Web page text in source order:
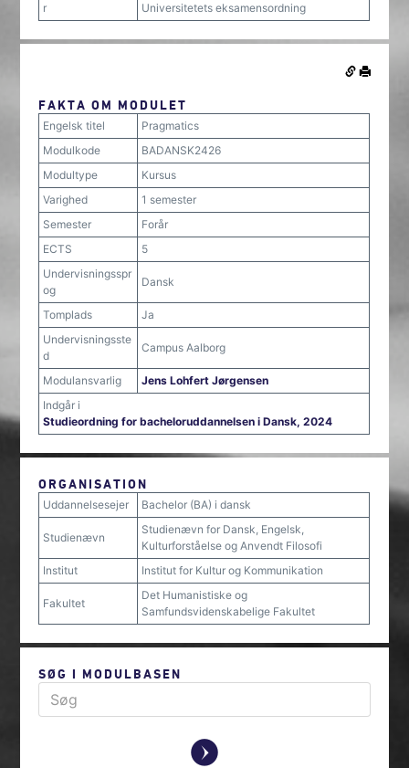
r
Universitetets eksamensordning
FAKTA OM MODULET
Engelsk titel
Pragmatics
Modulkode
BADANSK2426
Modultype
Kursus
Varighed
1 semester
Semester
Forår
ECTS
5
Undervisningsspr
og
Dansk
Tomplads
Ja
Undervisningsste
d
Campus Aalborg
Modulansvarlig
Jens Lohfert Jørgensen
Indgår i
Studieordning for bacheloruddannelsen i Dansk, 2024
ORGANISATION
Uddannelsesejer Bachelor (BA) i dansk
Studienævn
Studienævn for Dansk, Engelsk,
Kulturforståelse og Anvendt Filosofi
Institut
Institut for Kultur og Kommunikation
Fakultet
Det Humanistiske og
Samfundsvidenskabelige Fakultet
SØG I MODULBASEN
y